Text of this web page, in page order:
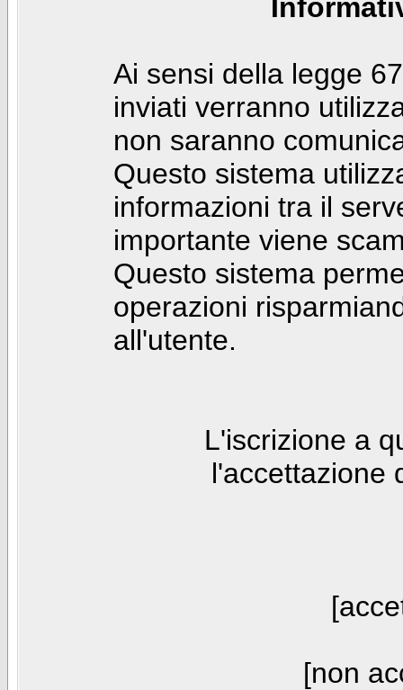
Ai sensi della legge
inviati verranno
non saranno
Questo sistema
informazioni tra il
importante viene
Questo sistema
operazioni
all'utente.
L'iscrizione a
l'accettazione
[non